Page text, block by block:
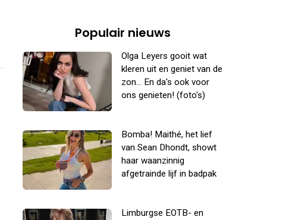
Populair nieuws
Olga Leyers gooit wat
kleren uit en geniet van de
zon... En da's ook voor
ons genieten! (foto's)
Bomba! Maithé, het lief
van Sean Dhondt, showt
haar waanzinnig
afgetrainde lijf in badpak
Limburgse EOTB- en